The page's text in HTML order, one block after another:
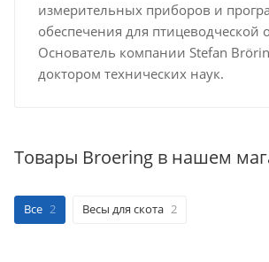
измерительных приборов и
обеспечения для птицеводческой
Основатель компании Stefan
доктором технических наук.
Товары Broering в нашем
Все 2 Весы для скота 2